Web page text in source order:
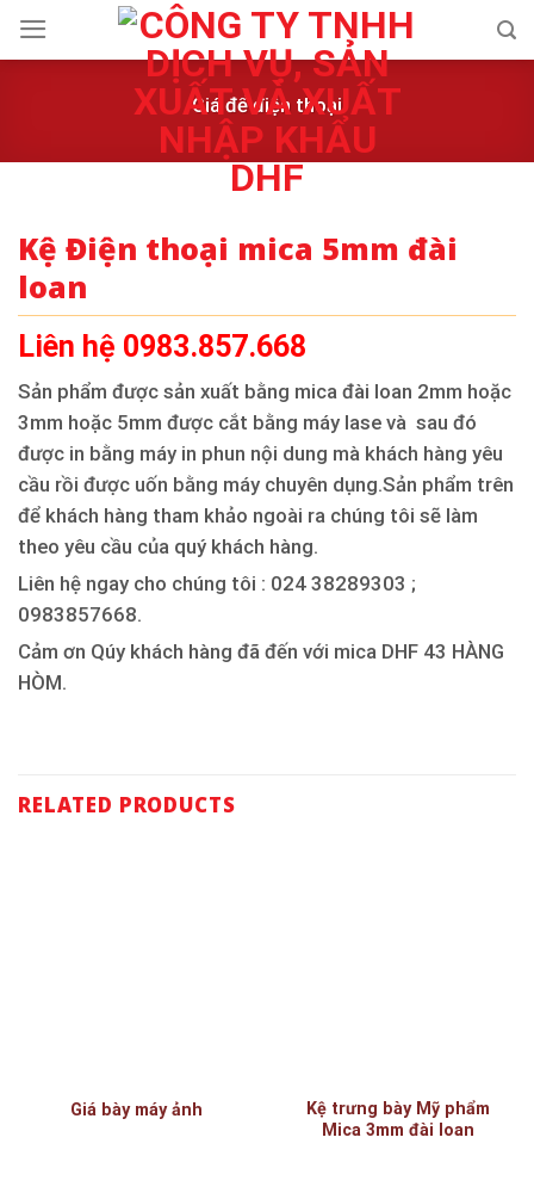
Skip
Giá để điện thoại
Kệ Điện thoại mica 5mm đài
loan
Liên hệ 0983.857.668
Sản phẩm được sản xuất bằng mica đài loan 2mm hoặc
3mm hoặc 5mm được cắt bằng máy lase và sau đó
được in bằng máy in phun nội dung mà khách hàng yêu
cầu rồi được uốn bằng máy chuyên dụng.Sản phẩm trên
để khách hàng tham khảo ngoài ra chúng tôi sẽ làm
theo yêu cầu của quý khách hàng.
Liên hệ ngay cho chúng tôi : 024 38289303 ;
0983857668.
Cảm ơn Qúy khách hàng đã đến với mica DHF 43 HÀNG
HÒM.
RELATED PRODUCTS
Giá bày máy ảnh
Kệ trưng bày Mỹ phẩm
Mica 3mm đài loan